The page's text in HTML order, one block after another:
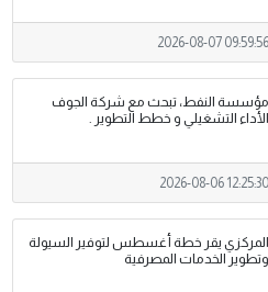
2026-08-07 09:59:56
مؤسسة النفط، تبحث مع شركة الجوف
الأداء التشغيلي و خطط التطوير .
2026-08-06 12:25:30
المركزي يقر خطة أغسطس لتوفير السيولة
وتطوير الخدمات المصرفية